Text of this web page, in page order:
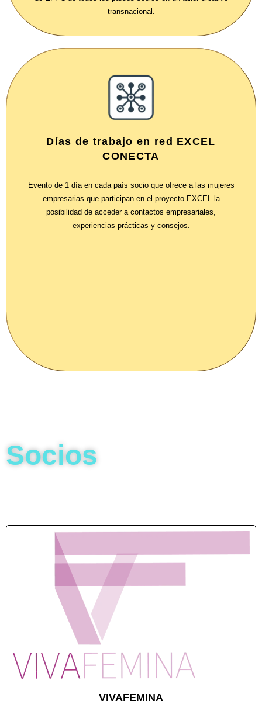
transnacional.
Días de trabajo en red EXCEL
CONECTA
Evento de 1 día en cada país socio que ofrece a las mujeres
empresarias que participan en el proyecto EXCEL la
posibilidad de acceder a contactos empresariales,
experiencias prácticas y consejos.
Socios
VIVAFEMINA